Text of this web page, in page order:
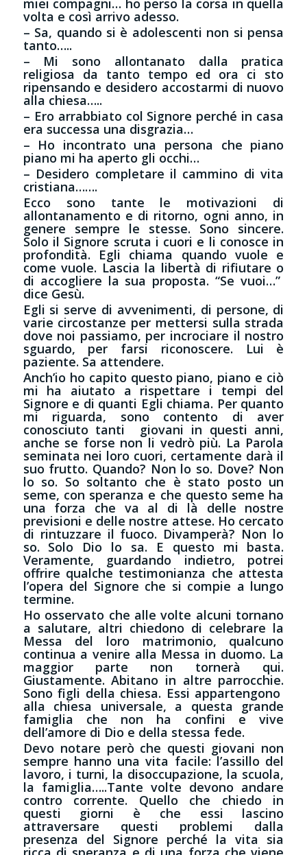
miei compagni… ho perso la corsa in quella
volta e così arrivo adesso.
– Sa, quando si è adolescenti non si pensa
tanto…..
– Mi sono allontanato dalla pratica
religiosa da tanto tempo ed ora ci sto
ripensando e desidero accostarmi di nuovo
alla chiesa…..
– Ero arrabbiato col Signore perché in casa
era successa una disgrazia…
– Ho incontrato una persona che piano
piano mi ha aperto gli occhi…
– Desidero completare il cammino di vita
cristiana…….
Ecco sono tante le motivazioni di
allontanamento e di ritorno, ogni anno, in
genere sempre le stesse. Sono sincere.
Solo il Signore scruta i cuori e li conosce in
profondità. Egli chiama quando vuole e
come vuole. Lascia la libertà di rifiutare o
di accogliere la sua proposta. “Se vuoi…”
dice Gesù.
Egli si serve di avvenimenti, di persone, di
varie circostanze per mettersi sulla strada
dove noi passiamo, per incrociare il nostro
sguardo, per farsi riconoscere. Lui è
paziente. Sa attendere.
Anch’io ho capito questo piano, piano e ciò
mi ha aiutato a rispettare i tempi del
Signore e di quanti Egli chiama. Per quanto
mi riguarda, sono contento di aver
conosciuto tanti giovani in questi anni,
anche se forse non li vedrò più. La Parola
seminata nei loro cuori, certamente darà il
suo frutto. Quando? Non lo so. Dove? Non
lo so. So soltanto che è stato posto un
seme, con speranza e che questo seme ha
una forza che va al di là delle nostre
previsioni e delle nostre attese. Ho cercato
di rintuzzare il fuoco. Divamperà? Non lo
so. Solo Dio lo sa. E questo mi basta.
Veramente, guardando indietro, potrei
offrire qualche testimonianza che attesta
l’opera del Signore che si compie a lungo
termine.
Ho osservato che alle volte alcuni tornano
a salutare, altri chiedono di celebrare la
Messa del loro matrimonio, qualcuno
continua a venire alla Messa in duomo. La
maggior parte non tornerà qui.
Giustamente. Abitano in altre parrocchie.
Sono figli della chiesa. Essi appartengono
alla chiesa universale, a questa grande
famiglia che non ha confini e vive
dell’amore di Dio e della stessa fede.
Devo notare però che questi giovani non
sempre hanno una vita facile: l’assillo del
lavoro, i turni, la disoccupazione, la scuola,
la famiglia…..Tante volte devono andare
contro corrente. Quello che chiedo in
questi giorni è che essi lascino
attraversare questi problemi dalla
presenza del Signore perché la vita sia